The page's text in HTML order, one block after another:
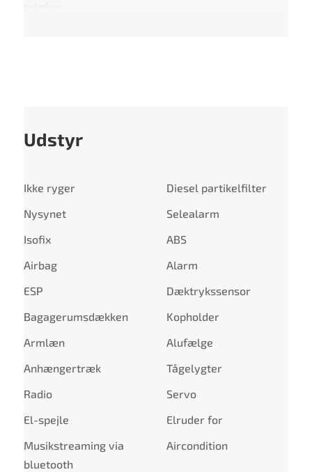
Udstyr
Ikke ryger
Diesel partikelfilter
Nysynet
Selealarm
Isofix
ABS
Airbag
Alarm
ESP
Dæktrykssensor
Bagagerumsdækken
Kopholder
Armlæn
Alufælge
Anhængertræk
Tågelygter
Radio
Servo
El-spejle
Elruder for
Musikstreaming via
bluetooth
Aircondition